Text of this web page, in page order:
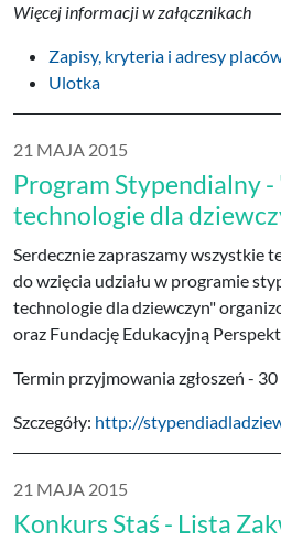
Więcej informacji w załącznikach
Zapisy, kryteria i adresy
Ulotka
21 MAJA 2015
Program Stypendialny
technologie dla
Serdecznie zapraszamy wszystkie
do wzięcia udziału w programie
technologie dla dziewczyn"
oraz Fundację Edukacyjną
Termin przyjmowania zgłoszeń -
Szczegóły: http://
21 MAJA 2015
Konkurs Staś - Lista